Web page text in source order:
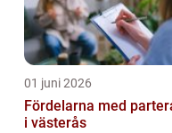
01 juni 2026
Fördelarna med
i västerås